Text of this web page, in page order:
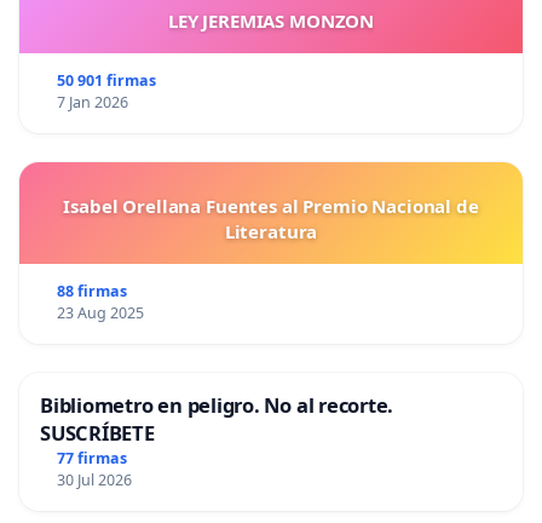
LEY JEREMIAS MONZON
50 901 firmas
7 Jan 2026
Isabel Orellana Fuentes al Premio Nacional de
Literatura
88 firmas
23 Aug 2025
Bibliometro en peligro. No al recorte.
SUSCRÍBETE
77 firmas
30 Jul 2026